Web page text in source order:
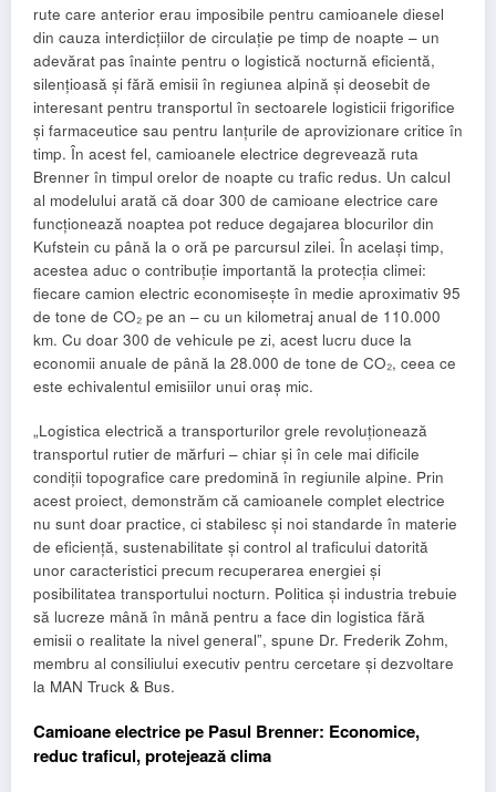
rute care anterior erau imposibile pentru camioanele diesel
din cauza interdicțiilor de circulație pe timp de noapte – un
adevărat pas înainte pentru o logistică nocturnă eficientă,
silențioasă și fără emisii în regiunea alpină și deosebit de
interesant pentru transportul în sectoarele logisticii frigorifice
și farmaceutice sau pentru lanțurile de aprovizionare critice în
timp. În acest fel, camioanele electrice degrevează ruta
Brenner în timpul orelor de noapte cu trafic redus. Un calcul
al modelului arată că doar 300 de camioane electrice care
funcționează noaptea pot reduce degajarea blocurilor din
Kufstein cu până la o oră pe parcursul zilei. În același timp,
acestea aduc o contribuție importantă la protecția climei:
fiecare camion electric economisește în medie aproximativ 95
de tone de CO₂ pe an – cu un kilometraj anual de 110.000
km. Cu doar 300 de vehicule pe zi, acest lucru duce la
economii anuale de până la 28.000 de tone de CO₂, ceea ce
este echivalentul emisiilor unui oraș mic.
„Logistica electrică a transporturilor grele revoluționează
transportul rutier de mărfuri – chiar și în cele mai dificile
condiții topografice care predomină în regiunile alpine. Prin
acest proiect, demonstrăm că camioanele complet electrice
nu sunt doar practice, ci stabilesc și noi standarde în materie
de eficiență, sustenabilitate și control al traficului datorită
unor caracteristici precum recuperarea energiei și
posibilitatea transportului nocturn. Politica și industria trebuie
să lucreze mână în mână pentru a face din logistica fără
emisii o realitate la nivel general”, spune Dr. Frederik Zohm,
membru al consiliului executiv pentru cercetare și dezvoltare
la MAN Truck & Bus.
Camioane electrice pe Pasul Brenner: Economice,
reduc traficul, protejează clima